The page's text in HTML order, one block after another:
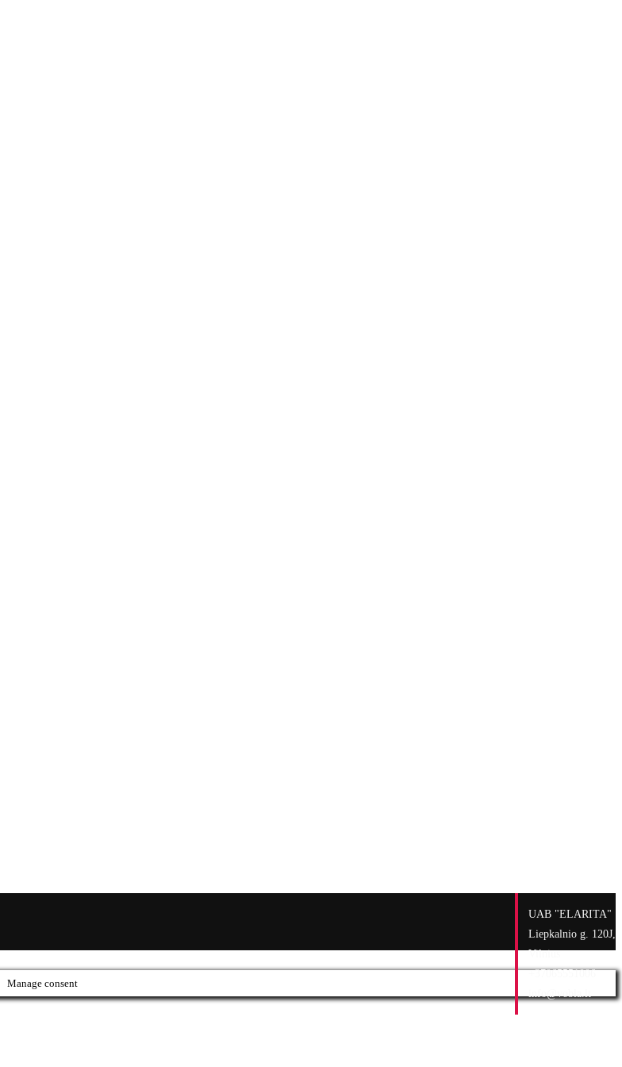
UAB "ELARITA"
Liepkalnio g. 120J,
Vilnius
+37065551006
Manage consent